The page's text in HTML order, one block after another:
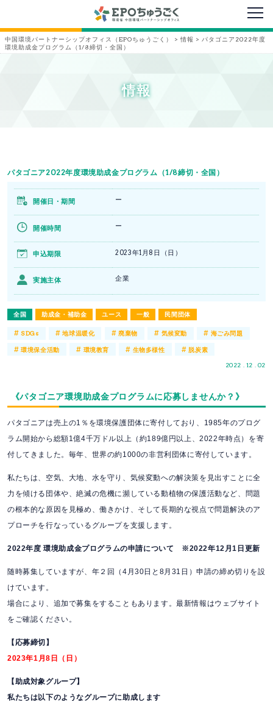
メニ
中国環境パートナーシップオフィス（EPOちゅうごく） > 情報 > パタゴニア2022年度
環境助成金プログラム（1/8締切・全国）
情報
パタゴニア2022年度環境助成金プログラム（1/8締切・全国）
全国 助成金・補助金 ユース 一般 民間団体
2022 . 12 . 02
開催日・期間 ー
開催時間 ー
申込期限 2023年1月8日（日）
実施主体 企業
#SDGs #地球温暖化 #廃棄物 # 気候変動 # 海ごみ問題
#環境保全活動 # 環境教育 # 生物多様性 # 脱炭素
《パタゴニア環境助成金プログラムに応募しませんか？》
パタゴニアは売上の1％を環境保護団体に寄付しており、1985年のプログ
ラム開始から総額1億4千万ドル以上（約189億円以上、2022年時点）を寄
付してきました。毎年、世界の約1000の非営利団体に寄付しています。
私たちは、空気、大地、水を守り、気候変動への解決策を見出すことに全
力を傾ける団体や、絶滅の危機に瀕している動植物の保護活動など、問題
の根本的な原因を見極め、働きかけ、そして長期的な視点で問題解決のア
プローチを行なっているグループを支援します。
2022年度 環境助成金プログラムの申請について ※2022年12月1日更新
随時募集していますが、年２回（4月30日と8月31日）申請の締め切りを設
けています。
場合により、追加で募集をすることもあります。最新情報はウェブサイト
をご確認ください。
【応募締切】
2023年1月8日（日）
【助成対象グループ】
私たちは以下のようなグループに助成します